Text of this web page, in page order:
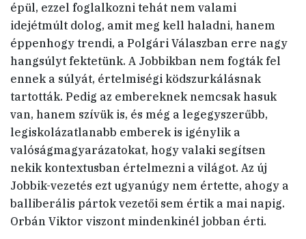
épül, ezzel foglalkozni tehát nem valami
idejétmúlt dolog, amit meg kell haladni, hanem
éppenhogy trendi, a Polgári Válaszban erre nagy
hangsúlyt fektetünk. A Jobbikban nem fogták fel
ennek a súlyát, értelmiségi ködszurkálásnak
tartották. Pedig az embereknek nemcsak hasuk
van, hanem szívük is, és még a legegyszerűbb,
legiskolázatlanabb emberek is igénylik a
valóságmagyarázatokat, hogy valaki segítsen
nekik kontextusban értelmezni a világot. Az új
Jobbik-vezetés ezt ugyanúgy nem értette, ahogy a
balliberális pártok vezetői sem értik a mai napig.
Orbán Viktor viszont mindenkinél jobban érti.